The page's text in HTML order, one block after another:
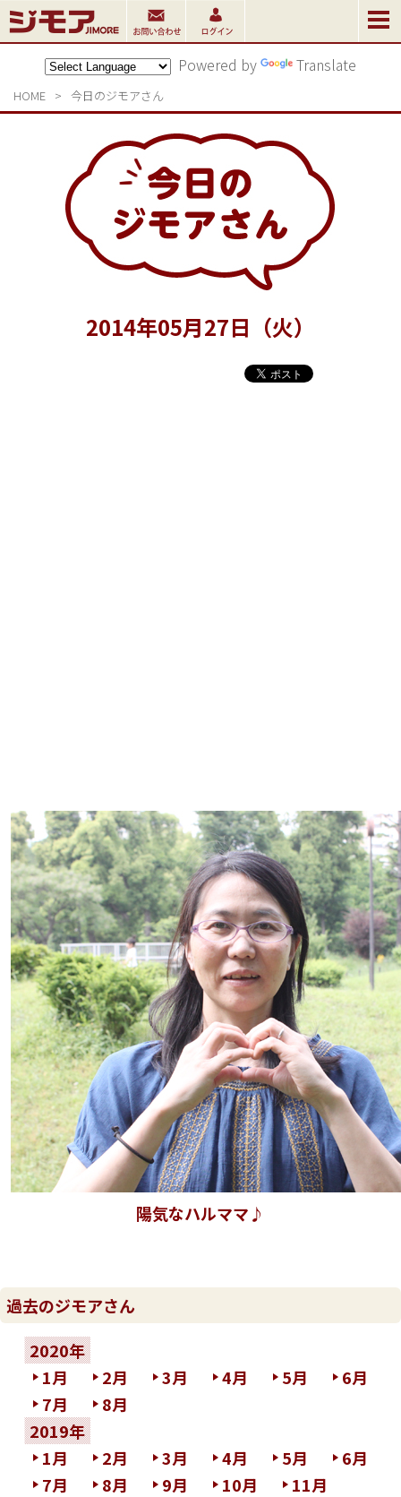
Powered by Translate
HOME > 今日のジモアさん
2014年05月27日（火）
陽気なハルママ♪
過去のジモアさん
2020年
1月
2月 3月 4月 5月
6月
7月
8月
2019年
1月
2月 3月 4月 5月
6月
7月
8月 9月 10月
11月